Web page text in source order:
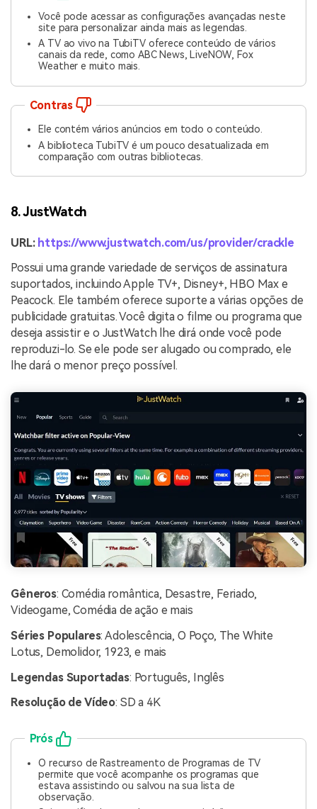
Você pode acessar as configurações avançadas neste
site para personalizar ainda mais as legendas.
A TV ao vivo na TubiTV oferece conteúdo de vários
canais da rede, como ABC News, LiveNOW, Fox
Weather e muito mais.
Contras
Ele contém vários anúncios em todo o conteúdo.
A biblioteca TubiTV é um pouco desatualizada em
comparação com outras bibliotecas.
8. JustWatch
URL: https://www.justwatch.com/us/provider/crackle
Possui uma grande variedade de serviços de assinatura
suportados, incluindo Apple TV+, Disney+, HBO Max e
Peacock. Ele também oferece suporte a várias opções de
publicidade gratuitas. Você digita o filme ou programa que
deseja assistir e o JustWatch lhe dirá onde você pode
reproduzi-lo. Se ele pode ser alugado ou comprado, ele
lhe dará o menor preço possível.
Gêneros: Comédia romântica, Desastre, Feriado,
Videogame, Comédia de ação e mais
Séries Populares: Adolescência, O Poço, The White
Lotus, Demolidor, 1923, e mais
Legendas Suportadas: Português, Inglês
Resolução de Vídeo: SD a 4K
Prós
O recurso de Rastreamento de Programas de TV
permite que você acompanhe os programas que
estava assistindo ou salvou na sua lista de
observação.